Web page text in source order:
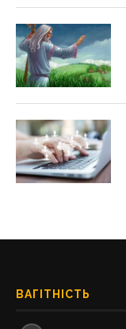
ВАГІТНІСТЬ